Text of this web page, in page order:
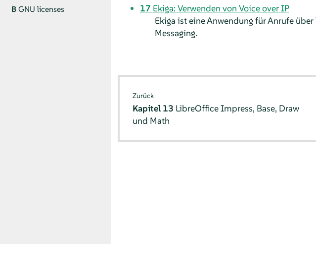
BGNU licenses
17 Ekiga: Verwenden von Voice over IP
Ekiga ist eine Anwendung für Anrufe
Messaging.
Zurück
Kapitel 13 LibreOffice Impress, Base, Draw
und Math